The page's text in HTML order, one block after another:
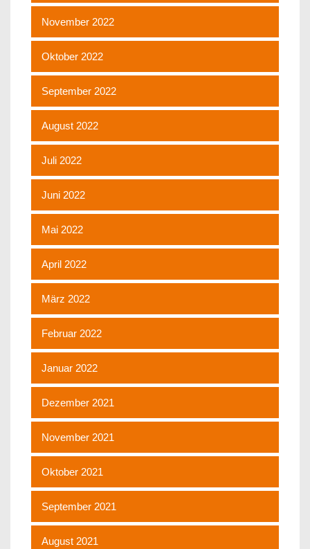
November 2022
Oktober 2022
September 2022
August 2022
Juli 2022
Juni 2022
Mai 2022
April 2022
März 2022
Februar 2022
Januar 2022
Dezember 2021
November 2021
Oktober 2021
September 2021
August 2021